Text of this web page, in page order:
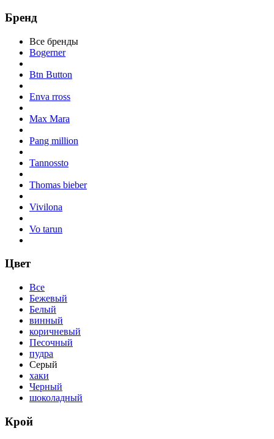
Бренд
Все бренды
Bogerner
Btn Button
Enva rross
Max Mara
Pang million
Tannossto
Thomas bieber
Vivilona
Vo tarun
Цвет
Все
Бежевый
Белый
винный
коричневый
Песочный
пудра
Серый
хаки
Черный
шоколадный
Крой